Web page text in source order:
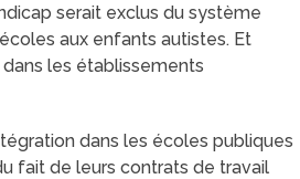
serait exclus du système
aux enfants autistes. Et
les établissements
dans les écoles publiques
fait de leurs contrats de travail